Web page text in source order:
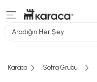
Aradığın Her Şey
Karaca Sofra Grubu